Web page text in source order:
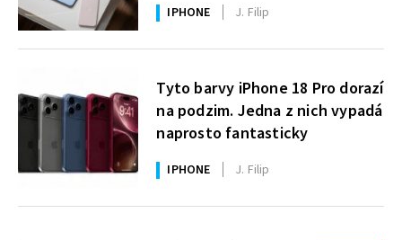
IPHONE J. Filip
Tyto barvy iPhone 18 Pro dorazí
na podzim. Jedna z nich vypadá
naprosto fantasticky
IPHONE J. Filip